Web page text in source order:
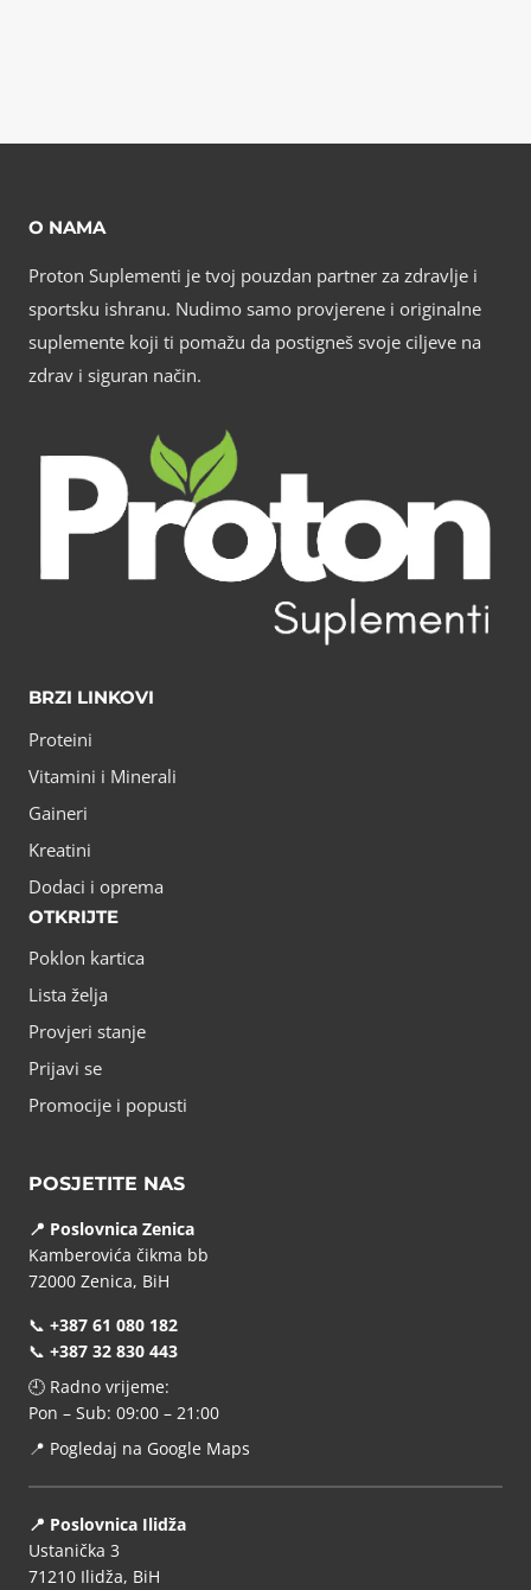
O NAMA
Proton Suplementi je tvoj pouzdan partner za zdravlje i
sportsku ishranu. Nudimo samo provjerene i originalne
suplemente koji ti pomažu da postigneš svoje ciljeve na
zdrav i siguran način.
BRZI LINKOVI
Proteini
Vitamini i Minerali
Gaineri
Kreatini
Dodaci i oprema
OTKRIJTE
Poklon kartica
Lista želja
Provjeri stanje
Prijavi se
Promocije i popusti
POSJETITE NAS
📍 Poslovnica Zenica
Kamberovića čikma bb
72000 Zenica, BiH
📞 +387 61 080 182
📞 +387 32 830 443
🕘 Radno vrijeme:
Pon – Sub: 09:00 – 21:00
📍 Pogledaj na Google Maps
📍 Poslovnica Ilidža
Ustanička 3
71210 Ilidža, BiH